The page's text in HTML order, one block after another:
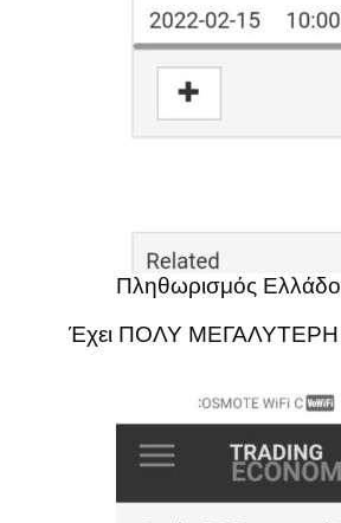
Πληθωρισμός
Έχει ΠΟΛΥ ΜΕΓΑΛΥΤΕΡΗ